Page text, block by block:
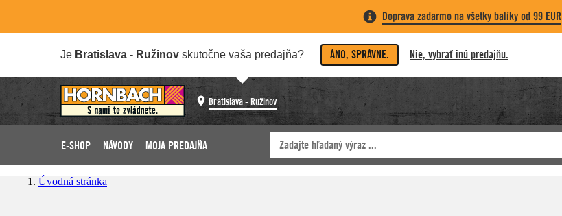
Doprava zadarmo na všetky balíky od 99 EUR
Je Bratislava - Ružinov skutočne vaša predajňa? ÁNO, SPRÁVNE. Nie, vybrať inú predajňu.
Bratislava - Ružinov
E-SHOP NÁVODY MOJA PREDAJŇA
Úvodná stránka